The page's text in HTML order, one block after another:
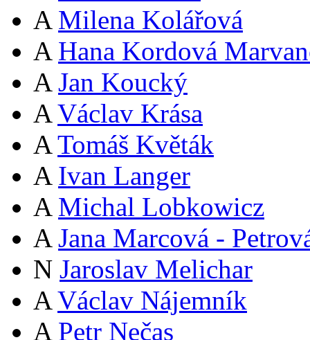
A Milena Kolářová
A Hana Kordová
A Jan Koucký
A Václav Krása
A Tomáš Květák
A Ivan Langer
A Michal Lobkowicz
A Jana Marcová -
N Jaroslav Melichar
A Václav Nájemník
A Petr Nečas